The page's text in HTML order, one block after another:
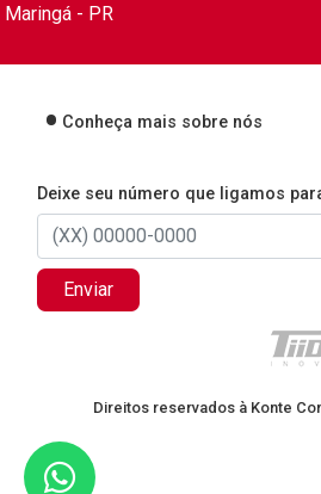
Maringá - PR
Conheça mais sobre nós
Deixe seu número que ligamos
Enviar
Direitos reservados à Konte